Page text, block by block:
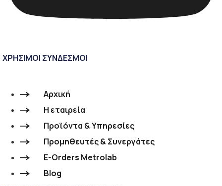
ΧΡΗΣΙΜΟΙ ΣΥΝΔΕΣΜΟΙ
Αρχική
Η εταιρεία
Προϊόντα & Υπηρεσίες
Προμηθευτές & Συνεργάτες
E-Orders Metrolab
Blog